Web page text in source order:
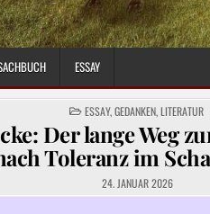
ESSAY
POSTED
IN
ESSAY,GEDANKEN,LITERATUR
Der lange Weg
Toleranz im
24. JANUAR 2026